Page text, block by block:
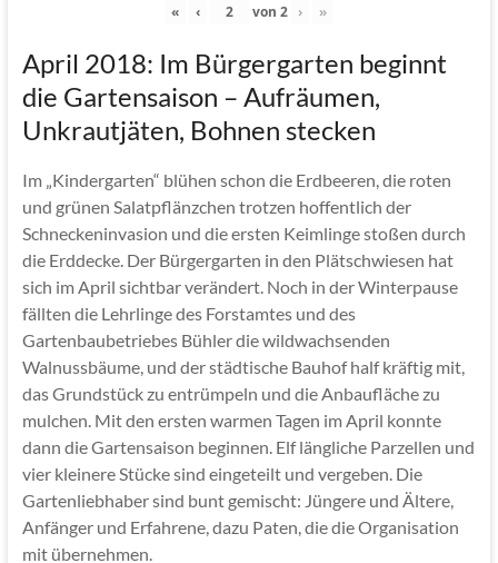
« ‹ von 2 › »
April 2018: Im Bürgergarten beginnt
die Gartensaison – Aufräumen,
Unkrautjäten, Bohnen stecken
Im „Kindergarten“ blühen schon die Erdbeeren, die roten
und grünen Salatpflänzchen trotzen hoffentlich der
Schneckeninvasion und die ersten Keimlinge stoßen durch
die Erddecke. Der Bürgergarten in den Plätschwiesen hat
sich im April sichtbar verändert. Noch in der Winterpause
fällten die Lehrlinge des Forstamtes und des
Gartenbaubetriebes Bühler die wildwachsenden
Walnussbäume, und der städtische Bauhof half kräftig mit,
das Grundstück zu entrümpeln und die Anbaufläche zu
mulchen. Mit den ersten warmen Tagen im April konnte
dann die Gartensaison beginnen. Elf längliche Parzellen und
vier kleinere Stücke sind eingeteilt und vergeben. Die
Gartenliebhaber sind bunt gemischt: Jüngere und Ältere,
Anfänger und Erfahrene, dazu Paten, die die Organisation
mit übernehmen.